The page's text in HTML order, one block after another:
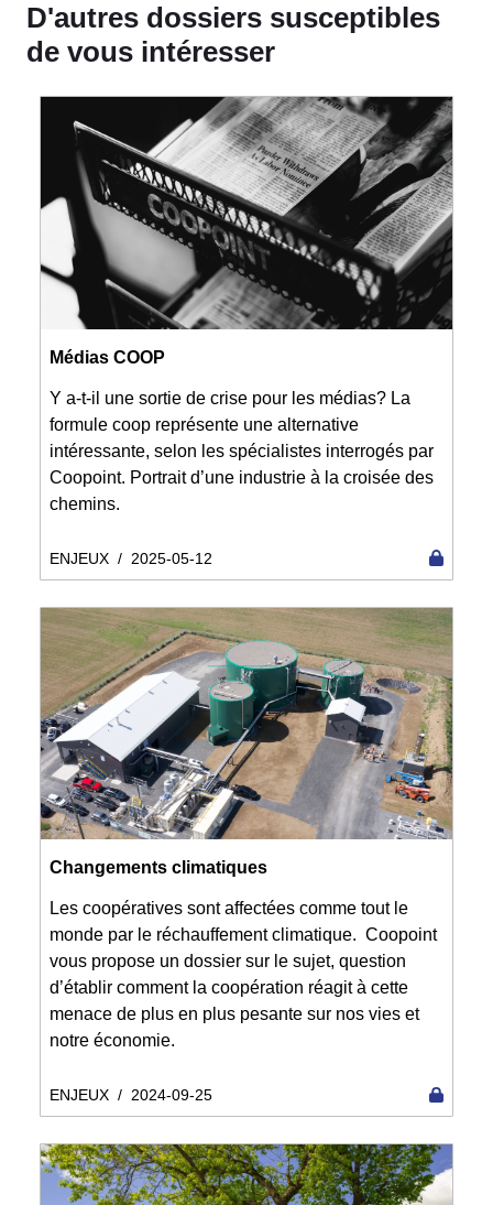
D'autres dossiers susceptibles
de vous intéresser
Médias COOP
Y a-t-il une sortie de crise pour les médias? La
formule coop représente une alternative
intéressante, selon les spécialistes interrogés par
Coopoint. Portrait d’une industrie à la croisée des
chemins.
ENJEUX / 2025-05-12
Changements climatiques
Les coopératives sont affectées comme tout le
monde par le réchauffement climatique. Coopoint
vous propose un dossier sur le sujet, question
d’établir comment la coopération réagit à cette
menace de plus en plus pesante sur nos vies et
notre économie.
ENJEUX / 2024-09-25